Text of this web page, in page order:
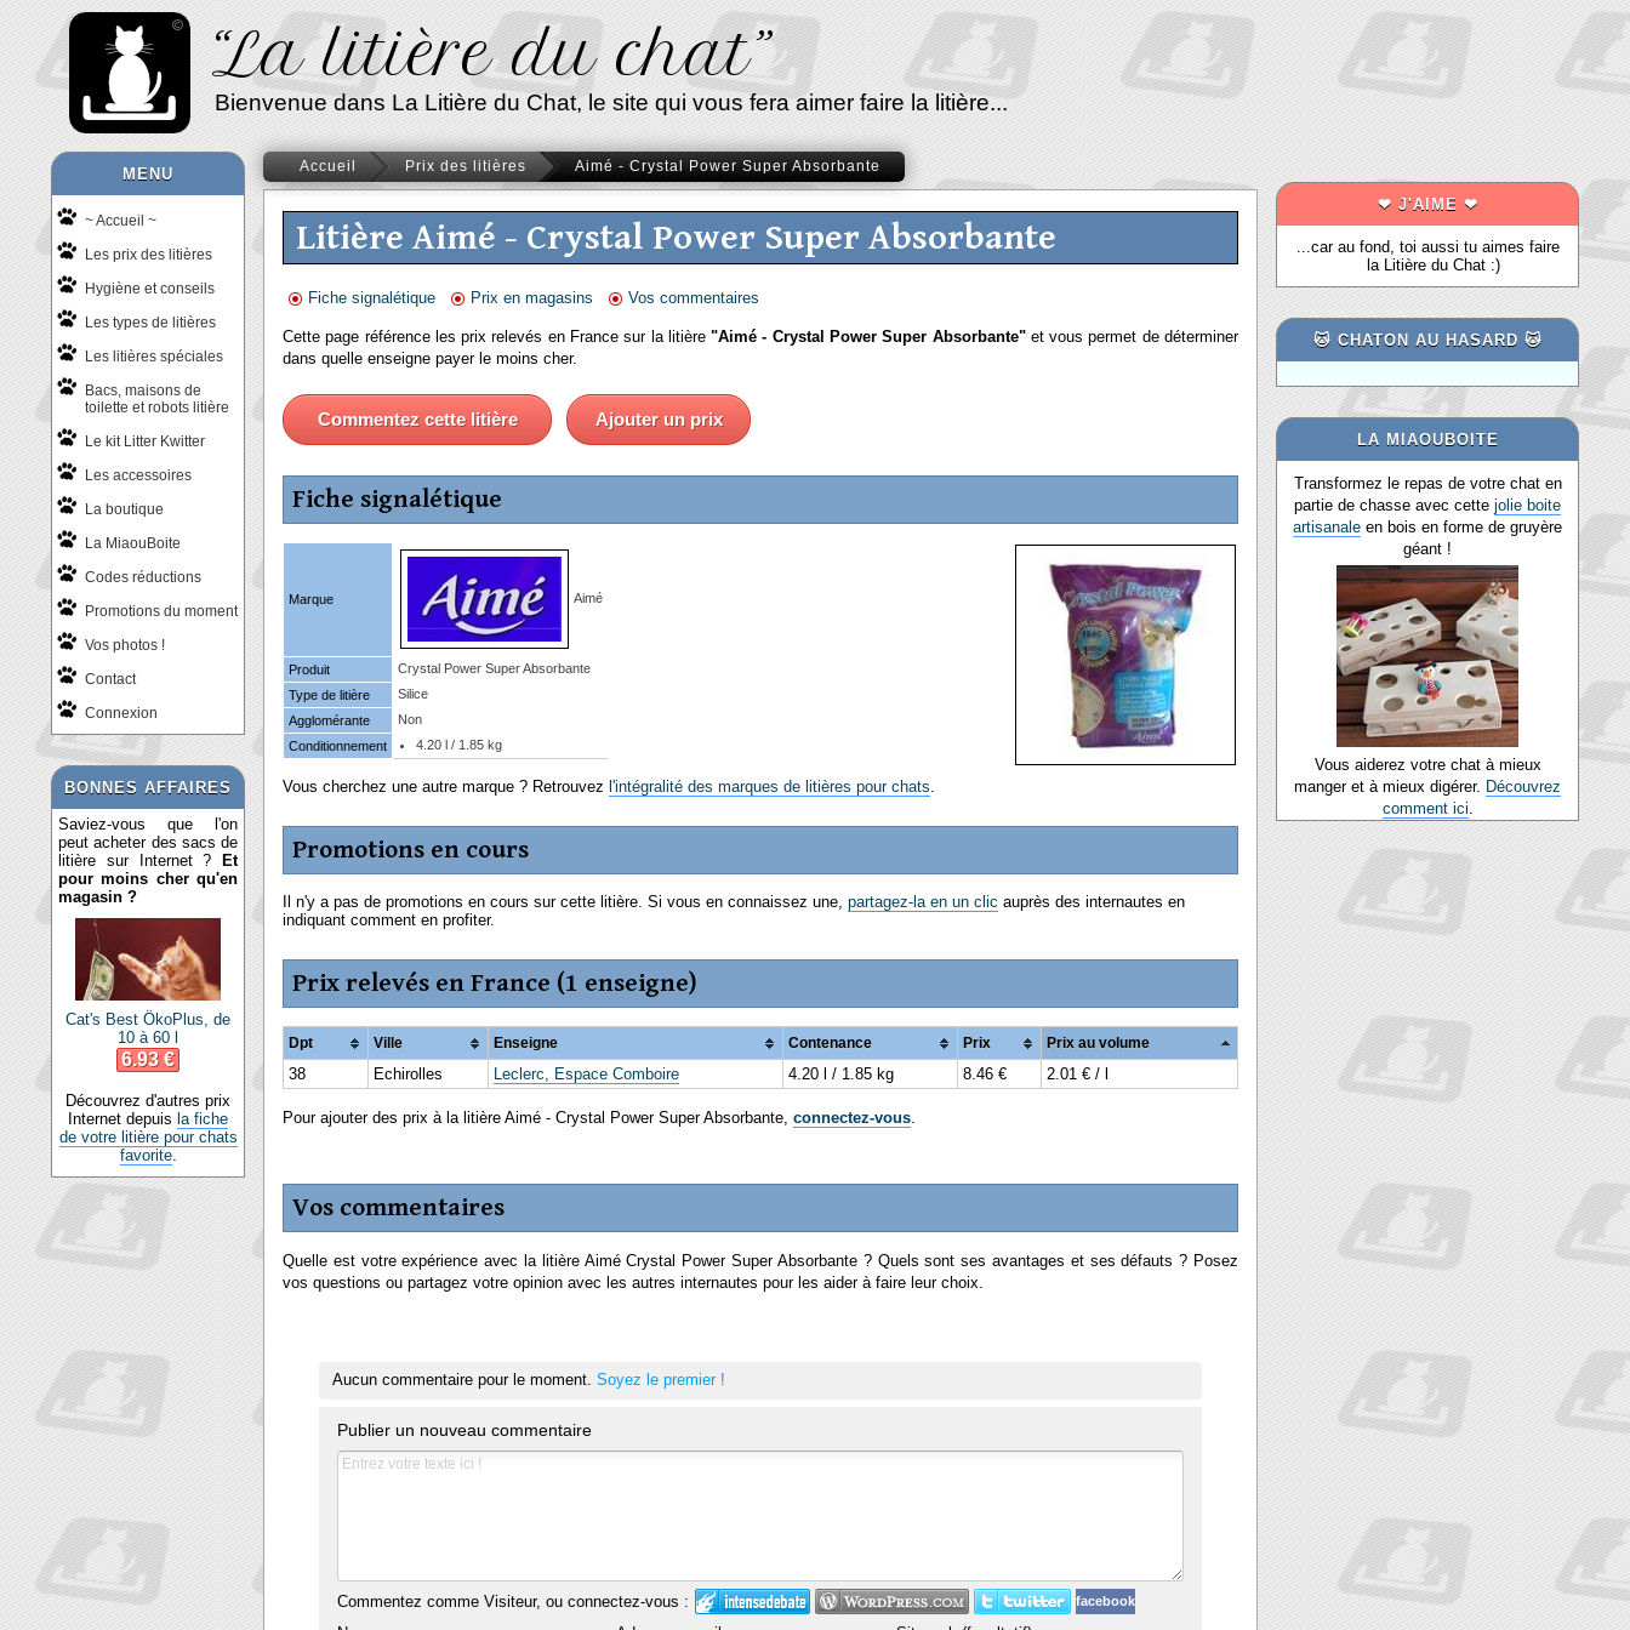
“La litière du chat”
Bienvenue dans La Litière du Chat, le site qui vous fera aimer faire la litière...
MENU
~ Accueil ~
Les prix des litières
Hygiène et conseils
Les types de litières
Les litières spéciales
Bacs, maisons de
toilette et robots litière
Le kit Litter Kwitter
Les accessoires
La boutique
La MiaouBoite
Codes réductions
Promotions du moment
Vos photos !
Contact
Connexion
BONNES AFFAIRES
Saviez-vous que l'on
peut acheter des sacs de
litière sur Internet ?
Et
pour moins cher qu'en
magasin ?
Cat's Best ÖkoPlus, de
10 à 60 l
6.93 €
Découvrez d'autres prix
Internet depuis la fiche
de votre litière pour chats
favorite.
Accueil Prix des litières Aimé - Crystal Power Super Absorbante
Litière Aimé - Crystal Power Super Absorbante
Fiche signalétique Prix en magasins Vos commentaires
Cette page référence les prix relevés en France sur la litière"Aimé - Crystal Power Super Absorbante"et vous permet de déterminer
dans quelle enseigne payer le moins cher.
Commentez cette litière Ajouter un prix
Fiche signalétique
Marque Aimé
Produit
Crystal Power Super Absorbante
Type de litière
Silice
Agglomérante
Non
Conditionnement
4.20 l / 1.85 kg
Vous cherchez une autre marque ? Retrouvez l'intégralité des marques de litières pour chats.
Promotions en cours
Il n'y a pas de promotions en cours sur cette litière. Si vous en connaissez une, partagez-la en un clic auprès des internautes en
indiquant comment en profiter.
Prix relevés en France (1 enseigne)
Dpt Ville Enseigne Contenance Prix Prix au volume
38 Echirolles Leclerc, Espace Comboire 4.20 l / 1.85 kg 8.46 € 2.01 € / l
Pour ajouter des prix à la litière Aimé - Crystal Power Super Absorbante, connectez-vous.
Vos commentaires
Quelle est votre expérience avec la litière Aimé Crystal Power Super Absorbante ? Quels sont ses avantages et ses défauts ? Posez
vos questions ou partagez votre opinion avec les autres internautes pour les aider à faire leur choix.
Aucun commentaire pour le moment. Soyez le premier !
Publier un nouveau commentaire
Commentez comme Visiteur, ou connectez-vous : facebook
❤ J'AIME ❤
...car au fond, toi aussi tu aimes faire
la Litière du Chat :)
🐱 CHATON AU HASARD 🐱
LA MIAOUBOITE
Transformez le repas de votre chat en
partie de chasse avec cette jolie boite
artisanale en bois en forme de gruyère
géant !
Vous aiderez votre chat à mieux
manger et à mieux digérer. Découvrez
comment ici.